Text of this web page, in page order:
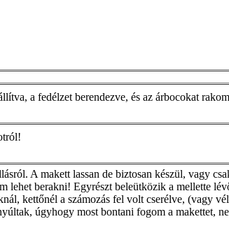
a fedélzet berendezve, és az árbocokat
A makett lassan de biztosan készül, vagy
lehet berakni! Egyrészt beleütközik a mellette
kettőnél a számozás fel volt cserélve, (vagy
úgyhogy most bontani fogom a makettet,